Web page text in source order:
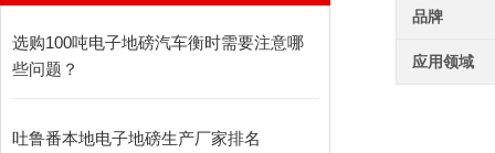
选购100吨电子地磅汽车衡时需要注意哪
些问题？
吐鲁番本地电子地磅生产厂家排名
品牌
应用领域